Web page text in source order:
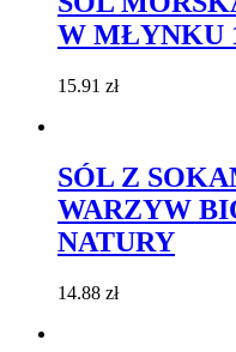
W MŁYNKU
15.91 zł
SÓL Z
WARZYW
NATURY
14.88 zł